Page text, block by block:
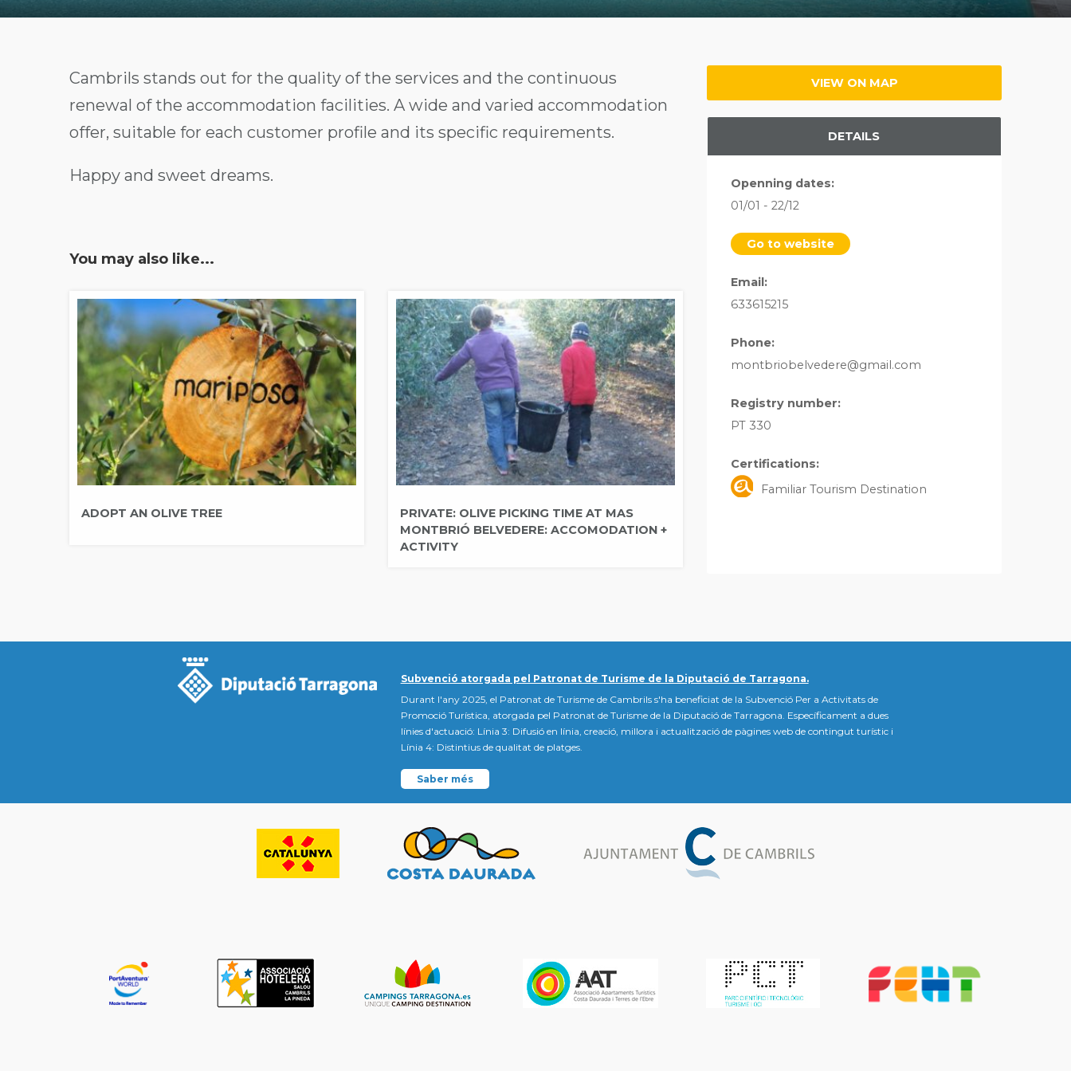
Cambrils stands out for the quality of the services and the continuous
renewal of the accommodation facilities. A wide and varied accommodation
offer, suitable for each customer profile and its specific requirements.
Happy and sweet dreams.
You may also like...
ADOPT AN OLIVE TREE
PRIVATE: OLIVE PICKING TIME AT MAS
MONTBRIÓ BELVEDERE: ACCOMODATION +
ACTIVITY
VIEW ON MAP
DETAILS
Openning dates:
01/01 - 22/12
Go to website
Email:
633615215
Phone:
montbriobelvedere@gmail.com
Registry number:
PT 330
Certifications:
Familiar Tourism Destination
Subvenció atorgada pel Patronat de Turisme de la Diputació de Tarragona.
Durant l'any 2025, el Patronat de Turisme de Cambrils s'ha beneficiat de la Subvenció Per a Activitats de
Promoció Turística, atorgada pel Patronat de Turisme de la Diputació de Tarragona. Específicament a dues
línies d'actuació: Línia 3: Difusió en línia, creació, millora i actualització de pàgines web de contingut turístic i
Línia 4: Distintius de qualitat de platges.
Saber més